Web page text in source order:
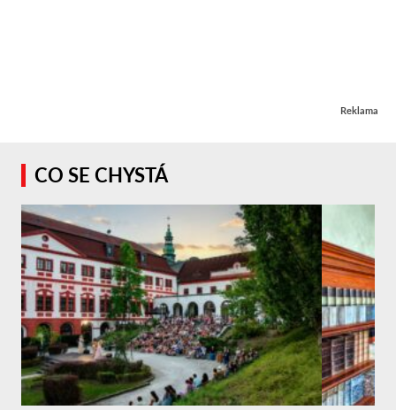
Reklama
CO SE CHYSTÁ